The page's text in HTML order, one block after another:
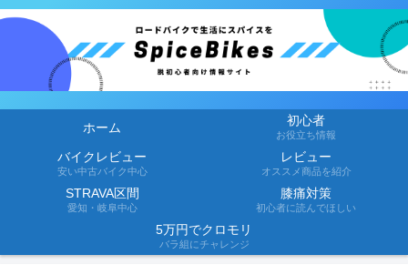
ホーム 初心者
お役立ち情報
バイクレビュー
安い中古バイク中心
レビュー
オススメ商品を紹介
STRAVA区間
愛知・岐阜中心
膝痛対策
初心者に読んでほしい
5万円でクロモリ
バラ組にチャレンジ